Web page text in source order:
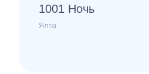
1001 Ночь
Ялта